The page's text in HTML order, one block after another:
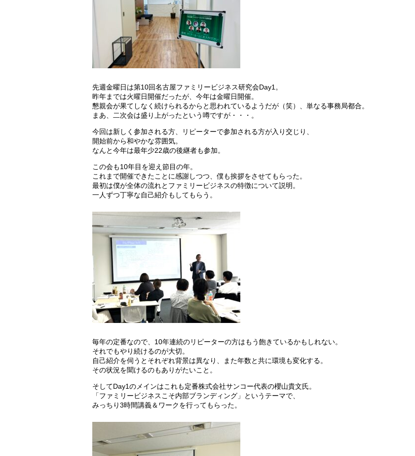
先週金曜日は第10回名古屋ファミリービジネス研究会Day1。
昨年までは火曜日開催だったが、今年は金曜日開催。
懇親会が果てしなく続けられるからと思われているようだが（笑）、単なる事務局都合。
まあ、二次会は盛り上がったという噂ですが・・・。
今回は新しく参加される方、リピーターで参加される方が入り交じり、
開始前から和やかな雰囲気。
なんと今年は最年少22歳の後継者も参加。
この会も10年目を迎え節目の年。
これまで開催できたことに感謝しつつ、僕も挨拶をさせてもらった。
最初は僕が全体の流れとファミリービジネスの特徴について説明。
一人ずつ丁寧な自己紹介もしてもらう。
毎年の定番なので、10年連続のリピーターの方はもう飽きているかもしれない。
それでもやり続けるのが大切。
自己紹介を伺うとそれぞれ背景は異なり、また年数と共に環境も変化する。
その状況を聞けるのもありがたいこと。
そしてDay1のメインはこれも定番株式会社サンコー代表の櫻山貴文氏。
「ファミリービジネスこそ内部ブランディング」というテーマで、
みっちり3時間講義＆ワークを行ってもらった。